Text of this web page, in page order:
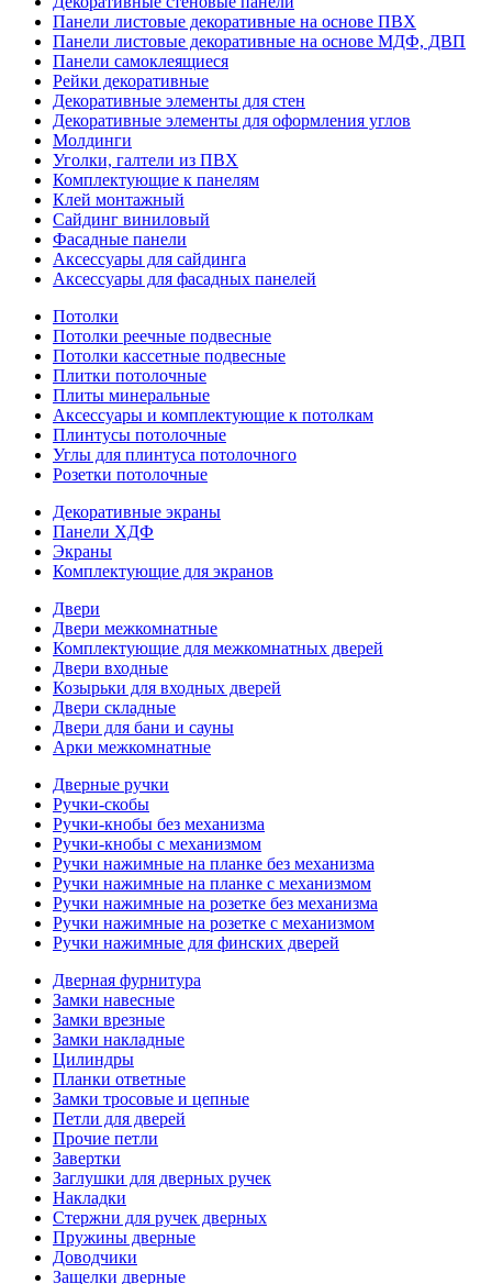
Панели листовые декоративные на основе ПВХ
Панели листовые декоративные на основе МДФ, ДВП
Панели самоклеящиеся
Рейки декоративные
Декоративные элементы для стен
Декоративные элементы для оформления углов
Молдинги
Уголки, галтели из ПВХ
Комплектующие к панелям
Клей монтажный
Сайдинг виниловый
Фасадные панели
Аксессуары для сайдинга
Аксессуары для фасадных панелей
Потолки
Потолки реечные подвесные
Потолки кассетные подвесные
Плитки потолочные
Плиты минеральные
Аксессуары и комплектующие к потолкам
Плинтусы потолочные
Углы для плинтуса потолочного
Розетки потолочные
Декоративные экраны
Панели ХДФ
Экраны
Комплектующие для экранов
Двери
Двери межкомнатные
Комплектующие для межкомнатных дверей
Двери входные
Козырьки для входных дверей
Двери складные
Двери для бани и сауны
Арки межкомнатные
Дверные ручки
Ручки-скобы
Ручки-кнобы без механизма
Ручки-кнобы с механизмом
Ручки нажимные на планке без механизма
Ручки нажимные на планке с механизмом
Ручки нажимные на розетке без механизма
Ручки нажимные на розетке с механизмом
Ручки нажимные для финских дверей
Дверная фурнитура
Замки навесные
Замки врезные
Замки накладные
Цилиндры
Планки ответные
Замки тросовые и цепные
Петли для дверей
Прочие петли
Завертки
Заглушки для дверных ручек
Накладки
Стержни для ручек дверных
Пружины дверные
Доводчики
Защелки дверные